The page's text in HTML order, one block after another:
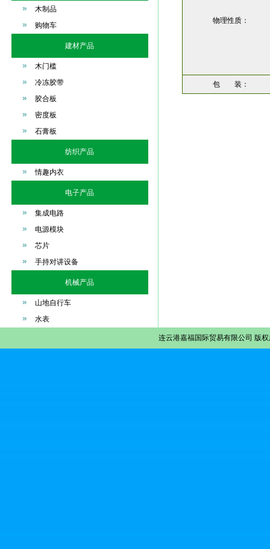
木制品
购物车
建材产品
木门槛
冷冻胶带
胶合板
密度板
石膏板
纺织产品
情趣内衣
电子产品
集成电路
电源模块
芯片
手持对讲设备
机械产品
山地自行车
水表
物理性质：
包 装：
连云港嘉福国际贸易有限公司 版